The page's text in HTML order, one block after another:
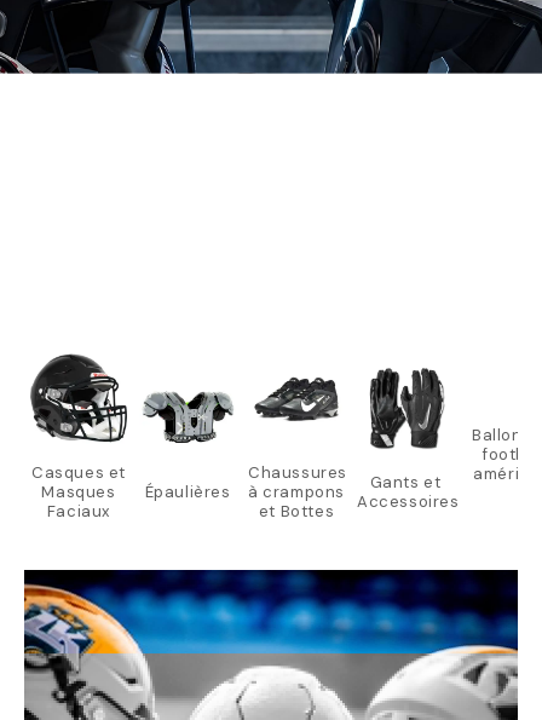
Casques et
Masques
Faciaux
Épaulières
Chaussures
à crampons
et Bottes
Gants et
Accessoires
Ballons